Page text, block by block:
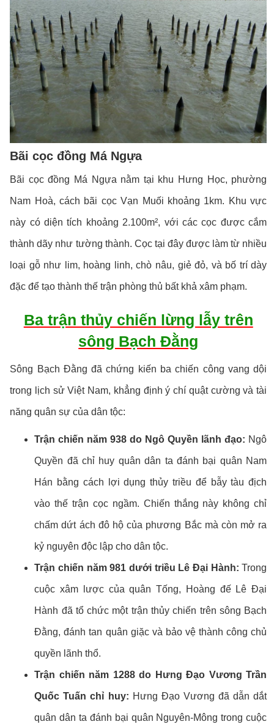
Bãi cọc đồng Má Ngựa
Bãi cọc đồng Má Ngựa nằm tại khu Hưng Học, phường
Nam Hoà, cách bãi cọc Vạn Muối khoảng 1km. Khu vực
này có diện tích khoảng 2.100m², với các cọc được cắm
thành dãy như tường thành. Cọc tại đây được làm từ nhiều
loại gỗ như lim, hoàng linh, chò nâu, giẻ đỏ, và bố trí dày
đặc để tạo thành thế trận phòng thủ bất khả xâm phạm.
Ba trận thủy chiến lừng lẫy trên
sông Bạch Đằng
Sông Bạch Đằng đã chứng kiến ba chiến công vang dội
trong lịch sử Việt Nam, khẳng định ý chí quật cường và tài
năng quân sự của dân tộc:
Trận chiến năm 938 do Ngô Quyền lãnh đạo: Ngô
Quyền đã chỉ huy quân dân ta đánh bại quân Nam
Hán bằng cách lợi dụng thủy triều để bẫy tàu địch
vào thế trận cọc ngầm. Chiến thắng này không chỉ
chấm dứt ách đô hộ của phương Bắc mà còn mở ra
kỷ nguyên độc lập cho dân tộc.
Trận chiến năm 981 dưới triều Lê Đại Hành:Trong
cuộc xâm lược của quân Tống, Hoàng đế Lê Đại
Hành đã tổ chức một trận thủy chiến trên sông Bạch
Đằng, đánh tan quân giặc và bảo vệ thành công chủ
quyền lãnh thổ.
Trận chiến năm 1288 do Hưng Đạo Vương Trần
Quốc Tuấn chỉ huy: Hưng Đạo Vương đã dẫn dắt
quân dân ta đánh bại quân Nguyên-Mông trong cuộc